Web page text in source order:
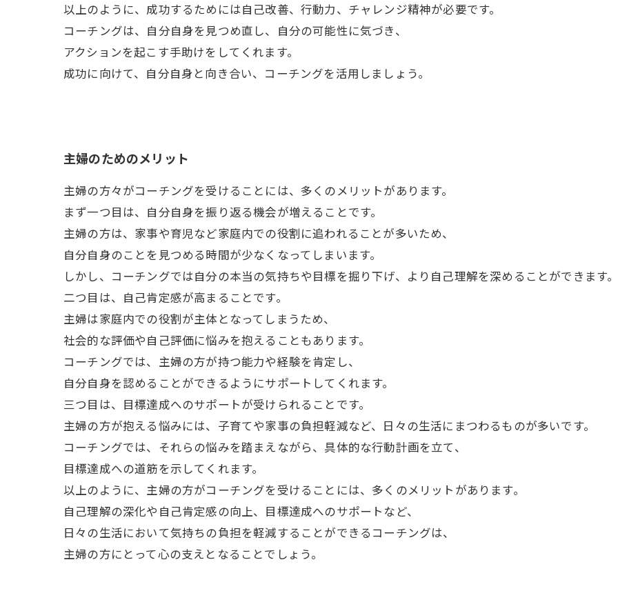
以上のように、成功するためには自己改善、行動力、チャレンジ精神が必要です。
コーチングは、自分自身を見つめ直し、自分の可能性に気づき、
アクションを起こす手助けをしてくれます。
成功に向けて、自分自身と向き合い、コーチングを活用しましょう。
主婦のためのメリット
主婦の方々がコーチングを受けることには、多くのメリットがあります。
まず一つ目は、自分自身を振り返る機会が増えることです。
主婦の方は、家事や育児など家庭内での役割に追われることが多いため、
自分自身のことを見つめる時間が少なくなってしまいます。
しかし、コーチングでは自分の本当の気持ちや目標を掘り下げ、より自己理解を深めることができます
二つ目は、自己肯定感が高まることです。
主婦は家庭内での役割が主体となってしまうため、
社会的な評価や自己評価に悩みを抱えることもあります。
コーチングでは、主婦の方が持つ能力や経験を肯定し、
自分自身を認めることができるようにサポートしてくれます。
三つ目は、目標達成へのサポートが受けられることです。
主婦の方が抱える悩みには、子育てや家事の負担軽減など、日々の生活にまつわるものが多いです。
コーチングでは、それらの悩みを踏まえながら、具体的な行動計画を立て、
目標達成への道筋を示してくれます。
以上のように、主婦の方がコーチングを受けることには、多くのメリットがあります。
自己理解の深化や自己肯定感の向上、目標達成へのサポートなど、
日々の生活において気持ちの負担を軽減することができるコーチングは、
主婦の方にとって心の支えとなることでしょう。